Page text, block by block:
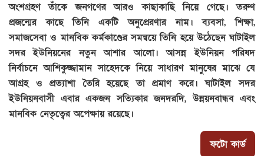
অংশগ্রহণ তাঁকে জনগণের আরও কাছাকাছি নিয়ে গেছে। তরুণ
প্রজন্মের কাছে তিনি একটি অনুপ্রেরণার নাম। ব্যবসা, শিক্ষা,
সমাজসেবা ও মানবিক কর্মকাণ্ডের সমন্বয়ে তিনি হয়ে উঠেছেন ঘাটাইল
সদর ইউনিয়নের নতুন আশার আলো। আসন্ন ইউনিয়ন পরিষদ
নির্বাচনে আশিকুজ্জামান সাহেদকে নিয়ে সাধারণ মানুষের মাঝে যে
আগ্রহ ও প্রত্যাশা তৈরি হয়েছে তা প্রমাণ করে। ঘাটাইল সদর
ইউনিয়নবাসী এবার একজন সত্যিকার জনদরদি, উন্নয়নবান্ধব এবং
মানবিক নেতৃত্বের অপেক্ষায় রয়েছে।
ফটো কার্ড